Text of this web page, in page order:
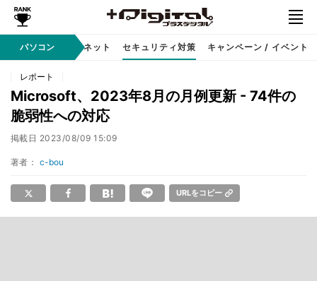
パソコン
ソフト インターネット セキュリティ対策 キャンペーン / イベント
レポート
Microsoft、2023年8月の月例更新 - 74件の
脆弱性への対応
掲載日 2023/08/09 15:09
著者： c-bou
URLをコピー